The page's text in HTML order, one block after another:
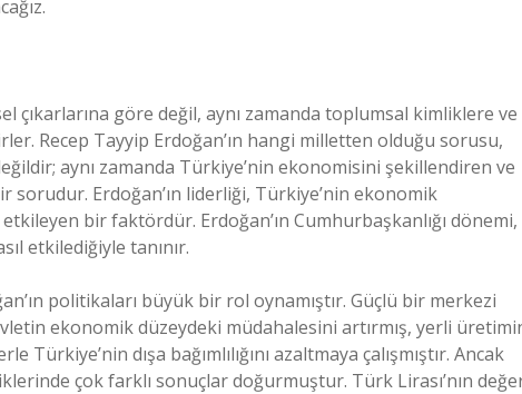
çıkarlarına göre değil, aynı zamanda toplumsal kimliklere ve
Recep Tayyip Erdoğan’ın hangi milletten olduğu sorusu,
aynı zamanda Türkiye’nin ekonomisini şekillendiren ve
Erdoğan’ın liderliği, Türkiye’nin ekonomik
bir faktördür. Erdoğan’ın Cumhurbaşkanlığı dönemi,
etkilediğiyle tanınır.
politikaları büyük bir rol oynamıştır. Güçlü bir merkezi
ekonomik düzeydeki müdahalesini artırmış, yerli
dışa bağımlılığını azaltmaya çalışmıştır. Ancak
çok farklı sonuçlar doğurmuştur. Türk Lirası’nın